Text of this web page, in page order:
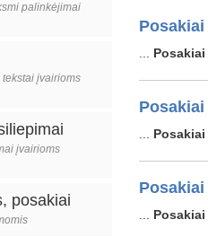
palinkėjimai
įvairioms
įvairioms
posakiai
Posakiai
Posakiai
Posakiai
Posakiai
Posakiai
Posakiai